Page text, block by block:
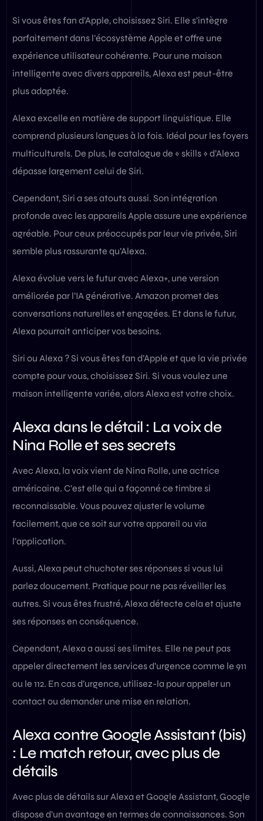
Si vous êtes fan d’Apple, choisissez Siri. Elle s’intègre
parfaitement dans l’écosystème Apple et offre une
expérience utilisateur cohérente. Pour une maison
intelligente avec divers appareils, Alexa est peut-être
plus adaptée.
Alexa excelle en matière de support linguistique. Elle
comprend plusieurs langues à la fois. Idéal pour les foyers
multiculturels. De plus, le catalogue de « skills » d’Alexa
dépasse largement celui de Siri.
Cependant, Siri a ses atouts aussi. Son intégration
profonde avec les appareils Apple assure une expérience
agréable. Pour ceux préoccupés par leur vie privée, Siri
semble plus rassurante qu’Alexa.
Alexa évolue vers le futur avec Alexa+, une version
améliorée par l’IA générative. Amazon promet des
conversations naturelles et engagées. Et dans le futur,
Alexa pourrait anticiper vos besoins.
Siri ou Alexa ? Si vous êtes fan d’Apple et que la vie privée
compte pour vous, choisissez Siri. Si vous voulez une
maison intelligente variée, alors Alexa est votre choix.
Alexa dans le détail : La voix de
Nina Rolle et ses secrets
Avec Alexa, la voix vient de Nina Rolle, une actrice
américaine. C’est elle qui a façonné ce timbre si
reconnaissable. Vous pouvez ajuster le volume
facilement, que ce soit sur votre appareil ou via
l’application.
Aussi, Alexa peut chuchoter ses réponses si vous lui
parlez doucement. Pratique pour ne pas réveiller les
autres. Si vous êtes frustré, Alexa détecte cela et ajuste
ses réponses en conséquence.
Cependant, Alexa a aussi ses limites. Elle ne peut pas
appeler directement les services d’urgence comme le 911
ou le 112. En cas d’urgence, utilisez-la pour appeler un
contact ou demander une mise en relation.
Alexa contre Google Assistant (bis)
: Le match retour, avec plus de
détails
Avec plus de détails sur Alexa et Google Assistant, Google
dispose d’un avantage en termes de connaissances. Son